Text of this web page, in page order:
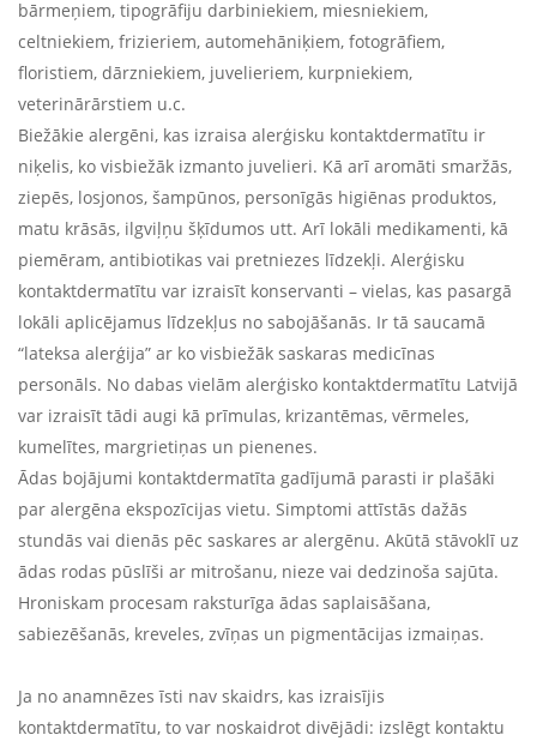
bārmeņiem, tipogrāfiju darbiniekiem, miesniekiem,
celtniekiem, frizieriem, automehāniķiem, fotogrāfiem,
floristiem, dārzniekiem, juvelieriem, kurpniekiem,
veterinārārstiem u.c.
Biežākie alergēni, kas izraisa alerģisku kontaktdermatītu ir
niķelis, ko visbiežāk izmanto juvelieri. Kā arī aromāti smaržās,
ziepēs, losjonos, šampūnos, personīgās higiēnas produktos,
matu krāsās, ilgviļņu šķīdumos utt. Arī lokāli medikamenti, kā
piemēram, antibiotikas vai pretniezes līdzekļi. Alerģisku
kontaktdermatītu var izraisīt konservanti – vielas, kas pasargā
lokāli aplicējamus līdzekļus no sabojāšanās. Ir tā saucamā
“lateksa alerģija” ar ko visbiežāk saskaras medicīnas
personāls. No dabas vielām alerģisko kontaktdermatītu Latvijā
var izraisīt tādi augi kā prīmulas, krizantēmas, vērmeles,
kumelītes, margrietiņas un pienenes.
Ādas bojājumi kontaktdermatīta gadījumā parasti ir plašāki
par alergēna ekspozīcijas vietu. Simptomi attīstās dažās
stundās vai dienās pēc saskares ar alergēnu. Akūtā stāvoklī uz
ādas rodas pūslīši ar mitrošanu, nieze vai dedzinoša sajūta.
Hroniskam procesam raksturīga ādas saplaisāšana,
sabiezēšanās, kreveles, zvīņas un pigmentācijas izmaiņas.
Ja no anamnēzes īsti nav skaidrs, kas izraisījis
kontaktdermatītu, to var noskaidrot divējādi: izslēgt kontaktu